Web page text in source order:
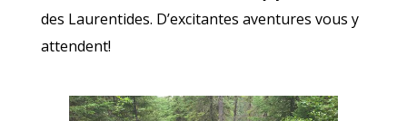
des Laurentides. D’excitantes aventures vous y
attendent!